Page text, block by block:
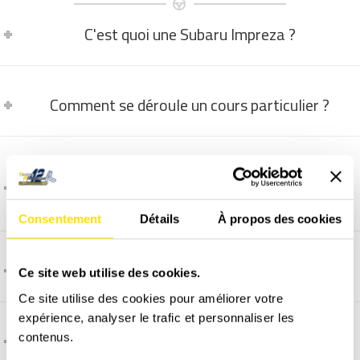
Consentement Détails À propos des cookies
Ce site web utilise des cookies.
Ce site utilise des cookies pour améliorer votre
expérience, analyser le trafic et personnaliser les
contenus.
C'est quoi une Subaru Impreza ?
Comment se déroule un cours particulier ?
Que se passe t'il si la piste terre n'est pas
praticable ?
Comment et quand programmer un stage ?
C'est quoi l'assurance dégâts matériel ?